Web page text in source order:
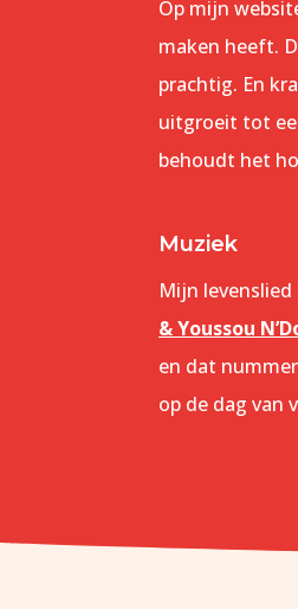
Op mijn
maken heeft.
prachtig. En
uitgroeit tot
behoudt het
Muziek
Mijn levenslied
& Youssou
en dat
op de dag van